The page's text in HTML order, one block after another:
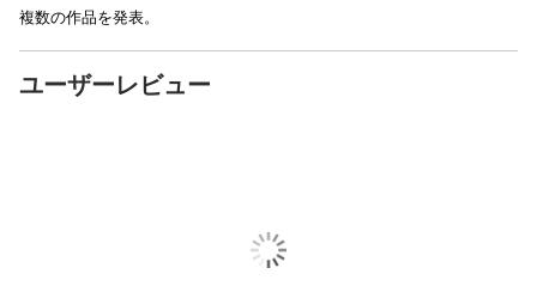
複数の作品を発表。
ユーザーレビュー